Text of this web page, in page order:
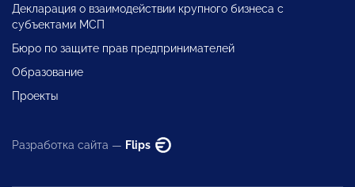
Декларация о взаимодействии крупного бизнеса с
субъектами МСП
Бюро по защите прав предпринимателей
Образование
Проекты
Разработка сайта — Flips